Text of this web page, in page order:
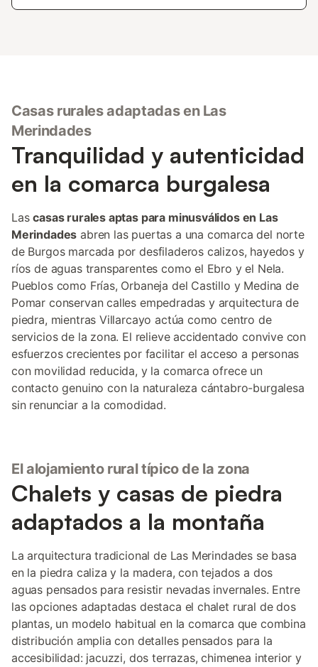
Casas rurales adaptadas en Las
Merindades
Tranquilidad y autenticidad
en la comarca burgalesa
Lascasas rurales aptas para minusválidos en Las
Merindades abren las puertas a una comarca del norte
de Burgos marcada por desfiladeros calizos, hayedos y
ríos de aguas transparentes como el Ebro y el Nela.
Pueblos como Frías, Orbaneja del Castillo y Medina de
Pomar conservan calles empedradas y arquitectura de
piedra, mientras Villarcayo actúa como centro de
servicios de la zona. El relieve accidentado convive con
esfuerzos crecientes por facilitar el acceso a personas
con movilidad reducida, y la comarca ofrece un
contacto genuino con la naturaleza cántabro-burgalesa
sin renunciar a la comodidad.
El alojamiento rural típico de la zona
Chalets y casas de piedra
adaptados a la montaña
La arquitectura tradicional de Las Merindades se basa
en la piedra caliza y la madera, con tejados a dos
aguas pensados para resistir nevadas invernales. Entre
las opciones adaptadas destaca el chalet rural de dos
plantas, un modelo habitual en la comarca que combina
distribución amplia con detalles pensados para la
accesibilidad: jacuzzi, dos terrazas, chimenea interior y